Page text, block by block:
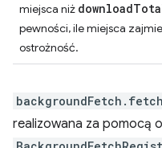
miejsca niż
pewności, ile miejsca
ostrożność.
backgroundFetch.fetch
realizowana za pomocą